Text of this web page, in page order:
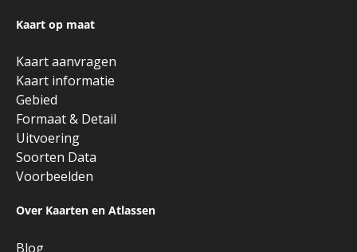
Kaart op maat
Kaart aanvragen
Kaart informatie
Gebied
Formaat & Detail
Uitvoering
Soorten Data
Voorbeelden
Over Kaarten en Atlassen
Blog